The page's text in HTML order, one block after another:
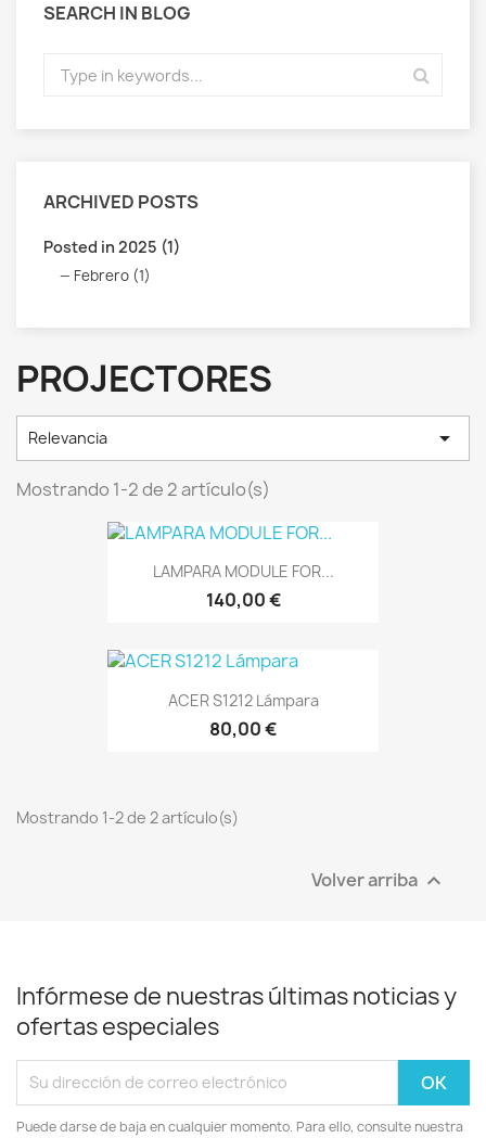
SEARCH IN BLOG
ARCHIVED POSTS
Posted in 2025 (1)
Febrero (1)
PROJECTORES
Relevancia 
Mostrando 1-2 de 2 artículo(s)
LAMPARA MODULE FOR...
140,00 €
ACER S1212 Lámpara
80,00 €
Mostrando 1-2 de 2 artículo(s)
Volver arriba 
Infórmese de nuestras últimas noticias y
ofertas especiales
Puede darse de baja en cualquier momento. Para ello, consulte nuestra